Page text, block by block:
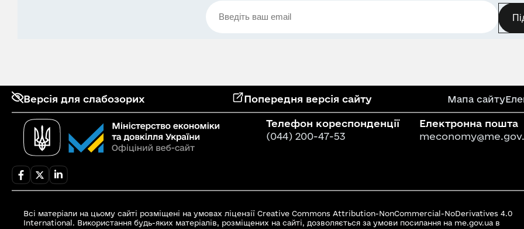
Версія для слабозорих Попередня версія сайту Мапа сайту
Телефон кореспонденції
(044) 200-47-53
Електронна пошта
Всі матеріали на цьому сайті розміщені на умовах ліцензії Creative Commons Attribution-NonCommercial-NoDerivatives 4.0
International. Використання будь-яких матеріалів, розміщених на сайті, дозволяється за умови посилання на me.gov.ua в